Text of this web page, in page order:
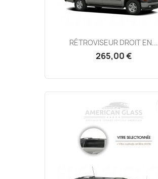
RÉTROVISEUR DROIT EN...
265,00 €